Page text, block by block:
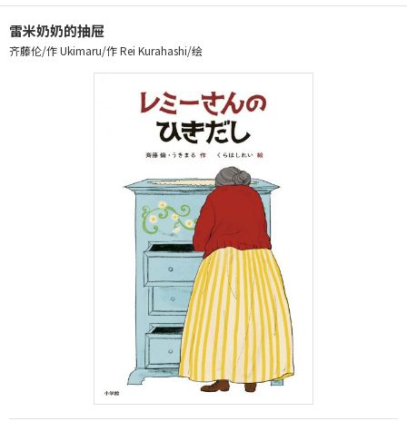
雷米奶奶的抽屉
齐藤伦/作 Ukimaru/作 Rei Kurahashi/绘